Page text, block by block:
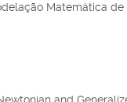
Matemática de